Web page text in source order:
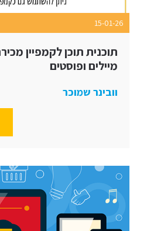
15-01-26
תוכנית תוכן לקמפיין
מיילים ופוסטים
וובינר שמוכר